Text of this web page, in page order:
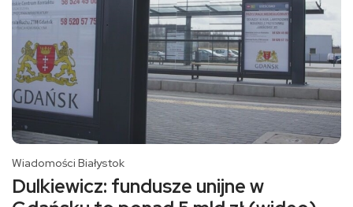
Wiadomości Białystok
Dulkiewicz: fundusze unijne w